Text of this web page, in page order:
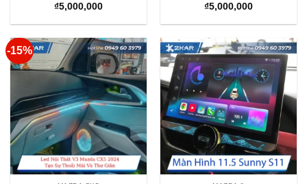
₫5,000,000
₫5,000,000
-15%